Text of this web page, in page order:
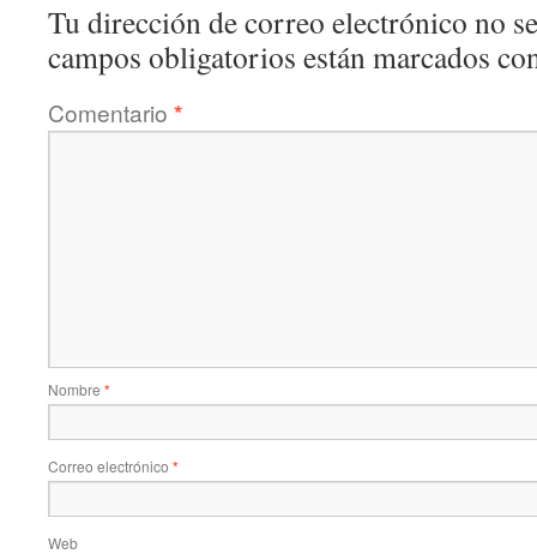
Tu dirección de correo electrónico no
campos obligatorios están marcados
Comentario *
Nombre *
Correo electrónico *
Web